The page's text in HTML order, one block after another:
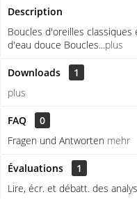
Description
Boucles d'oreilles
d'eau douce Boucles...plus
Downloads
1
plus
FAQ
0
Fragen und Antworten mehr
Évaluations
1
Lire, écr. et débatt. des